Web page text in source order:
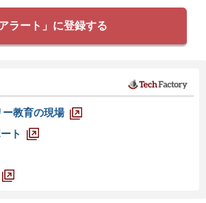
ラート」に登録する
ー教育の現場
ト